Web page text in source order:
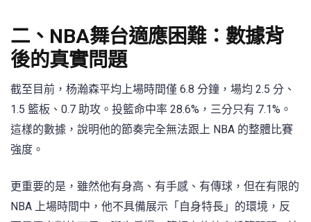
二、NBA舞台適應困難：數據背
後的真實問題
截至目前，杨瀚森平均上場時間僅 6.8 分鐘，場均 2.5 分、
1.5 籃板、0.7 助攻。投籃命中率 28.6%，三分只有 7.1%。
這樣的數據，說明他的節奏完全無法跟上 NBA 的整體比賽
強度。
更重要的是，雖然他有身高、有手感、有傳球，但在有限的
NBA 上場時間中，他不具備展示「自身特長」的環境，反